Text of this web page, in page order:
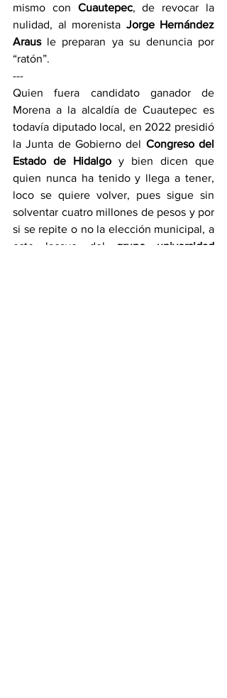
mismo con Cuautepec, de revocar la
nulidad, al morenista Jorge Hernández
Araus le preparan ya su denuncia por
“ratón”.
---
Quien fuera candidato ganador de
Morena a la alcaldía de Cuautepec es
todavía diputado local, en 2022 presidió
la Junta de Gobierno del Congreso del
Estado de Hidalgo y bien dicen que
quien nunca ha tenido y llega a tener,
loco se quiere volver, pues sigue sin
solventar cuatro millones de pesos y por
si se repite o no la elección municipal, a
este lacayo del grupo universidad